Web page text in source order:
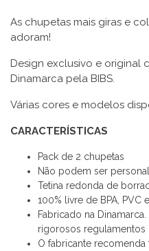
As chupetas mais giras e
adoram!
Design exclusivo e original
Dinamarca pela BIBS.
Várias cores e modelos
CARACTERÍSTICAS
Pack de 2 chupetas
Não podem ser
Tetina redonda de
100% livre de BPA, PVC
Fabricado na
rigorosos regulamentos
O fabricante